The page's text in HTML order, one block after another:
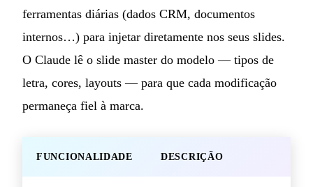
ferramentas diárias (dados CRM, documentos
internos…) para injetar diretamente nos seus slides.
O Claude lê o slide master do modelo — tipos de
letra, cores, layouts — para que cada modificação
permaneça fiel à marca.
FUNCIONALIDADE DESCRIÇÃO